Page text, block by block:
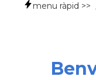
menu ràpid >>